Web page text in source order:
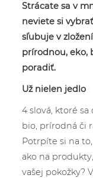
Strácate sa v
neviete si
sľubuje v
prírodnou, eko,
poradiť.
Už nielen jedlo
4 slová, ktoré
bio, prírodná či
Potrpíte si na
ako na
vašej pokožky?